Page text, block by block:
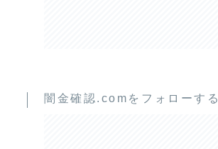
闇金確認.comをフォローする